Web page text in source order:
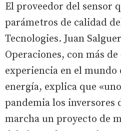
El proveedor del sensor
parámetros de calidad
Tecnologies. Juan
Operaciones, con más de
experiencia en el mundo
energía, explica que
pandemia los inversores
marcha un proyecto de